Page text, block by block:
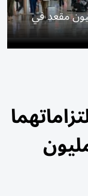
العالم بالسعة بـ4.5 مليون مقعد في
فيلا بـ 14.7 مليون